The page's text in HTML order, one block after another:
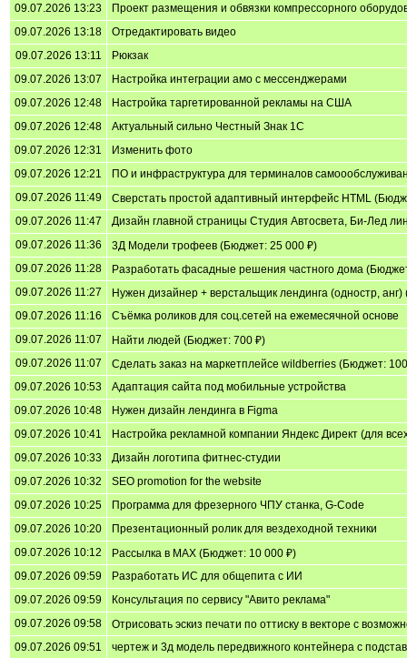
09.07.2026 13:23
Проект размещения и обвязки компрессорного
09.07.2026 13:18
Отредактировать видео
09.07.2026 13:11
Рюкзак
09.07.2026 13:07
Настройка интеграции амо с мессенджерами
09.07.2026 12:48
Настройка таргетированной рекламы на США
09.07.2026 12:48
Актуальный сильно Честный Знак 1С
09.07.2026 12:31
Изменить фото
09.07.2026 12:21
ПО и инфраструктура для терминалов
09.07.2026 11:49
Сверстать простой адаптивный интерфейс HTML
09.07.2026 11:47
Дизайн главной страницы Студия Автосвета, Би-Лед
09.07.2026 11:36
3Д Модели трофеев (Бюджет: 25 000 ₽)
09.07.2026 11:28
Разработать фасадные решения частного дома
09.07.2026 11:27
Нужен дизайнер + верстальщик лендинга (одностр,
09.07.2026 11:16
Съёмка роликов для соц.сетей на ежемесячной основе
09.07.2026 11:07
Найти людей (Бюджет: 700 ₽)
09.07.2026 11:07
Сделать заказ на маркетплейсе wildberries (Бюджет:
09.07.2026 10:53
Адаптация сайта под мобильные устройства
09.07.2026 10:48
Нужен дизайн лендинга в Figma
09.07.2026 10:41
Настройка рекламной компании Яндекс Директ (для
09.07.2026 10:33
Дизайн логотипа фитнес-студии
09.07.2026 10:32
SEO promotion for the website
09.07.2026 10:25
Программа для фрезерного ЧПУ станка, G-Code
09.07.2026 10:20
Презентационный ролик для вездеходной техники
09.07.2026 10:12
Рассылка в MAX (Бюджет: 10 000 ₽)
09.07.2026 09:59
Разработать ИС для общепита с ИИ
09.07.2026 09:59
Консультация по сервису "Авито реклама"
09.07.2026 09:58
Отрисовать эскиз печати по оттиску в векторе с
09.07.2026 09:51
чертеж и 3д модель передвижного контейнера с